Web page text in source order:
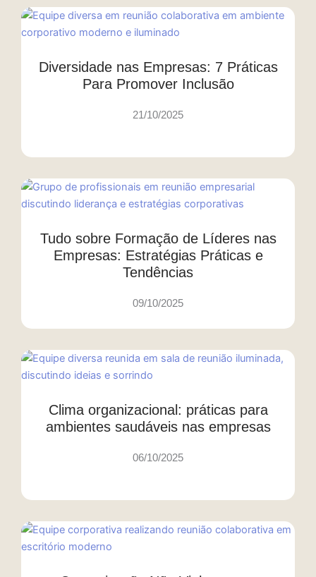
Diversidade nas Empresas: 7 Práticas
Para Promover Inclusão
21/10/2025
Tudo sobre Formação de Líderes nas
Empresas: Estratégias Práticas e
Tendências
09/10/2025
Clima organizacional: práticas para
ambientes saudáveis nas empresas
06/10/2025